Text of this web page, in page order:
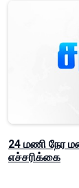
24 மணி நேர
எச்சரிக்கை